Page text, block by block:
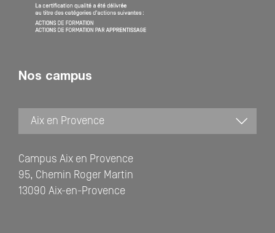
Nos campus
Campus Aix en Provence
95, Chemin Roger Martin
13090 Aix-en-Provence